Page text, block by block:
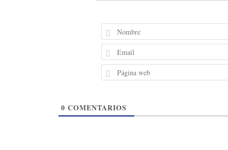
0 COMENTARIOS